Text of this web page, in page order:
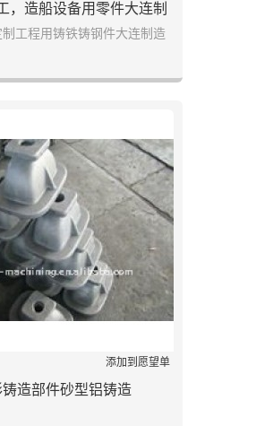
，造船设备用零件大连制
造
工程用铸铁铸钢件大连制造
添加到愿望单
造部件砂型铝铸造